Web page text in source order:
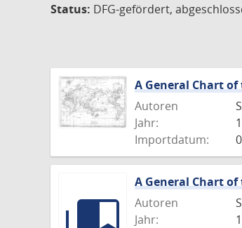
Status: DFG-gefördert,
A General Chart
Autoren
Jahr:
Importdatum:
A General Chart
Autoren
Jahr: